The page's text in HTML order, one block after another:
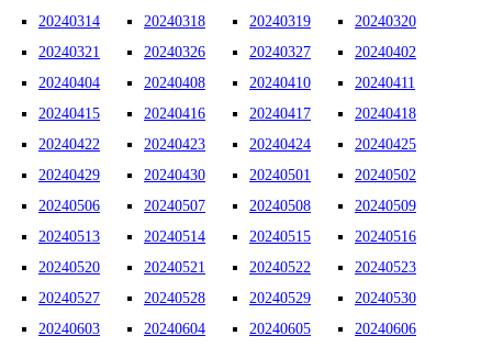
20240314
20240318 20240319
20240320
20240321
20240326 20240327
20240402
20240404
20240408 20240410
20240411
20240415
20240416 20240417
20240418
20240422
20240423 20240424
20240425
20240429
20240430 20240501
20240502
20240506
20240507 20240508
20240509
20240513
20240514 20240515
20240516
20240520
20240521 20240522
20240523
20240527
20240528 20240529
20240530
20240603
20240604 20240605 20240606